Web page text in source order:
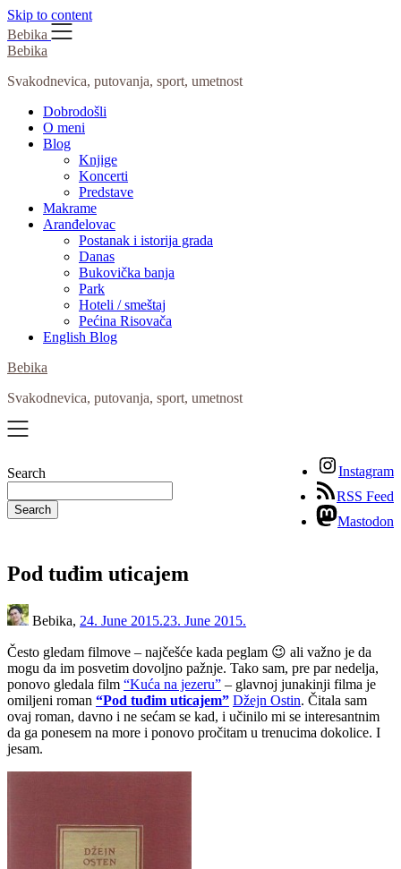
Skip to content
Bebika
Bebika
Svakodnevica, putovanja, sport, umetnost
Dobrodošli
O meni
Blog
Knjige
Koncerti
Predstave
Makrame
Aranđelovac
Postanak i istorija grada
Danas
Bukovička banja
Park
Hoteli / smeštaj
Pećina Risovača
English Blog
Bebika
Svakodnevica, putovanja, sport, umetnost
Search
Search
Instagram
RSS Feed
Mastodon
Pod tuđim uticajem
Bebika, 24. June 2015.23. June 2015.
Često gledam filmove – najčešće kada peglam 😉 ali važno je da
mogu da im posvetim dovoljno pažnje. Tako sam, pre par nedelja,
ponovo gledala film “Kuća na jezeru” – glavnoj junakinji filma je
omiljeni roman “Pod tuđim uticajem” Džejn Ostin. Čitala sam
ovaj roman, davno i ne sećam se kad, i učinilo mi se interesantnim
da ga ponesem na more i ponovo pročitam u trenucima dokolice. I
jesam.